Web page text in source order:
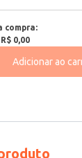
compra:
R$ 0,00
Adicionar ao